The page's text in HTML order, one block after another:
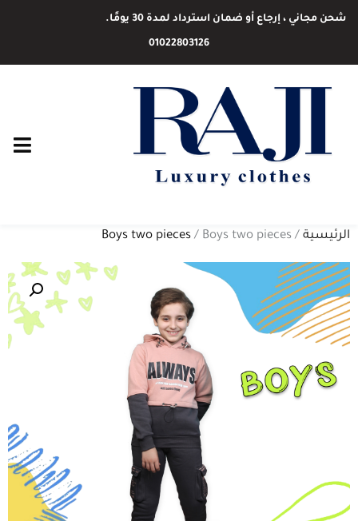
شحن مجاني ، إرجاع أو ضمان استرداد لمدة 30 يومًا.
01022803126
الرئيسية /
Boys two pieces / Boys two pieces